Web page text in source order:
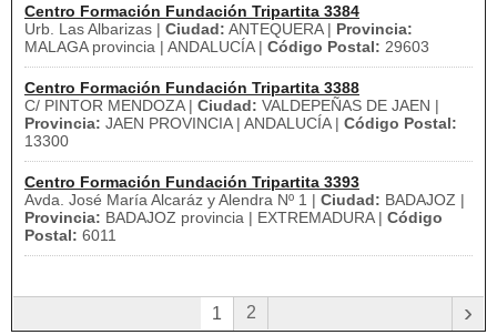
Centro Formación Fundación Tripartita 3384
Urb. Las Albarizas | Ciudad: ANTEQUERA | Provincia:
MALAGA provincia | ANDALUCÍA | Código Postal: 29603
Centro Formación Fundación Tripartita 3388
C/ PINTOR MENDOZA | Ciudad: VALDEPEÑAS DE JAEN |
Provincia: JAEN PROVINCIA | ANDALUCÍA | Código Postal:
13300
Centro Formación Fundación Tripartita 3393
Avda. José María Alcaráz y Alendra Nº 1 | Ciudad: BADAJOZ |
Provincia: BADAJOZ provincia | EXTREMADURA | Código
Postal: 6011
1 2 ›